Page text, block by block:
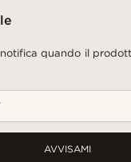
quando il
AVVISAMI